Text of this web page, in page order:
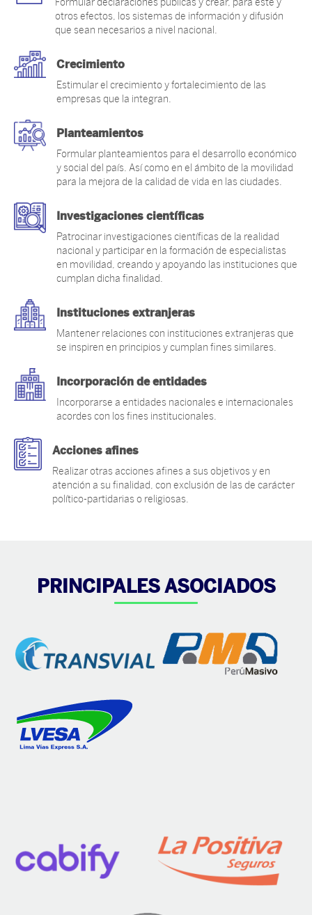
otros efectos, los sistemas de información y difusión
que sean necesarios a nivel nacional.
Crecimiento
Estimular el crecimiento y fortalecimiento de las
empresas que la integran.
Planteamientos
Formular planteamientos para el desarrollo económico
y social del país. Así como en el ámbito de la movilidad
para la mejora de la calidad de vida en las ciudades.
Investigaciones científicas
Patrocinar investigaciones científicas de la realidad
nacional y participar en la formación de especialistas
en movilidad, creando y apoyando las instituciones que
cumplan dicha finalidad.
Instituciones extranjeras
Mantener relaciones con instituciones extranjeras que
se inspiren en principios y cumplan fines similares.
Incorporación de entidades
Incorporarse a entidades nacionales e internacionales
acordes con los fines institucionales.
Acciones afines
Realizar otras acciones afines a sus objetivos y en
atención a su finalidad, con exclusión de las de carácter
político-partidarias o religiosas.
PRINCIPALES ASOCIADOS